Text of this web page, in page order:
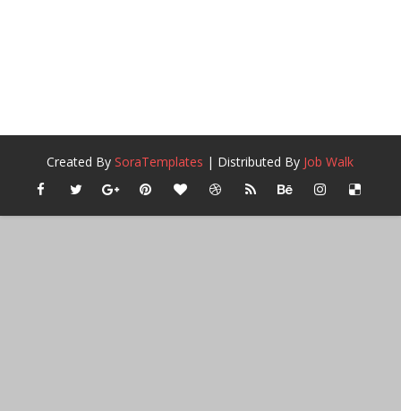
Created BySoraTemplates | Distributed By Job Walk